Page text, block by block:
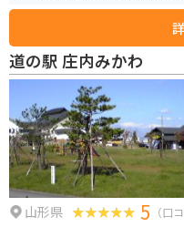
す。
道の駅 庄内みかわ
山形県 5 （口